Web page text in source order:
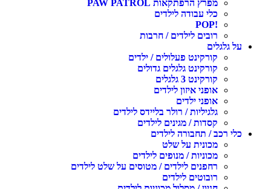
מפרץ הרפתקאות PAW PATROL
כלי עבודה לילדים
!POP
רובים לילדים / חרבות
על גלגלים
קורקינט פעלולים / ילדים
קורקינט גלגלים גדולים
קורקינט 3 גלגלים
אופני איזון לילדים
אופני ילדים
גלגיליות / רולר בליידס לילדים
קסדות / מגינים לילדים
כלי רכב / תחבורה לילדים
מכונית על שלט
מכוניות / מנופים לילדים
רחפנים לילדים / מטוסים על שלט לילדים
רובוטים לילדים